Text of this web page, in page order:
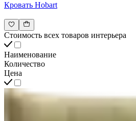
Кровать Hobart
Стоимость всех товаров интерьера
Наименование
Количество
Цена